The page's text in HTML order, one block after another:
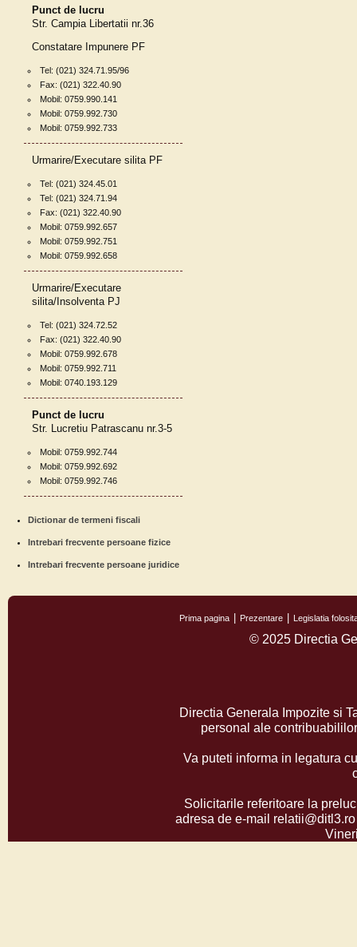
Punct de lucru
Str. Campia Libertatii nr.36
Constatare Impunere PF
Tel: (021) 324.71.95/96
Fax: (021) 322.40.90
Mobil: 0759.990.141
Mobil: 0759.992.730
Mobil: 0759.992.733
Urmarire/Executare silita PF
Tel: (021) 324.45.01
Tel: (021) 324.71.94
Fax: (021) 322.40.90
Mobil: 0759.992.657
Mobil: 0759.992.751
Mobil: 0759.992.658
Urmarire/Executare
silita/Insolventa PJ
Tel: (021) 324.72.52
Fax: (021) 322.40.90
Mobil: 0759.992.678
Mobil: 0759.992.711
Mobil: 0740.193.129
Punct de lucru
Str. Lucretiu Patrascanu nr.3-5
Mobil: 0759.992.744
Mobil: 0759.992.692
Mobil: 0759.992.746
Dictionar de termeni fiscali
Intrebari frecvente persoane fizice
Intrebari frecvente persoane juridice
Prima pagina Prezentare Legislatia
© 2025 Directia
Directia Generala Impozite si
personal ale
Va puteti informa in legatura
Solicitarile referitoare la
adresa de e-mail